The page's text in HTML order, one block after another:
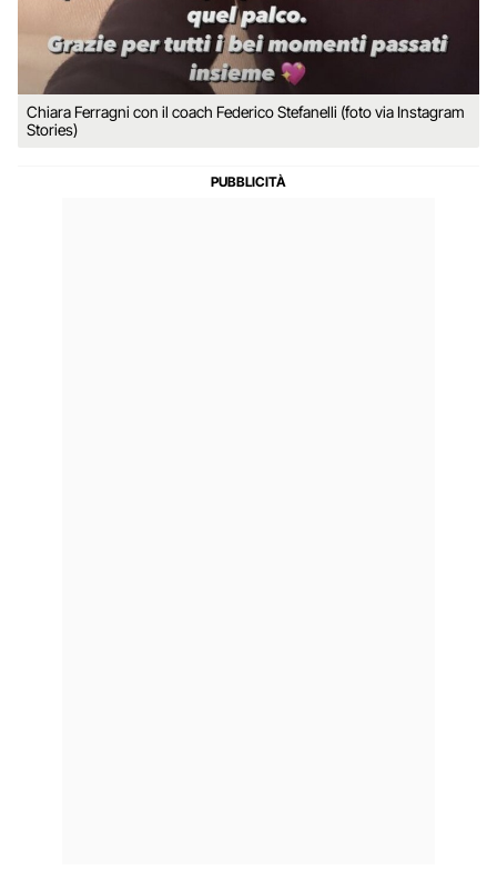
Chiara Ferragni con il coach Federico Stefanelli (foto via Instagram
Stories)